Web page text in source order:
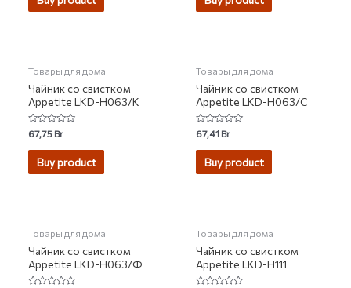
Товары для дома
Чайник со свистком
Appetite LKD-H063/К
Rated
0
out
67,75Br
Buy product
Товары для дома
Чайник со свистком
Appetite LKD-H063/С
Rated
0
out
67,41Br
Buy product
Товары для дома
Чайник со свистком
Appetite LKD-H063/Ф
Товары для дома
Чайник со свистком
Appetite LKD-H111